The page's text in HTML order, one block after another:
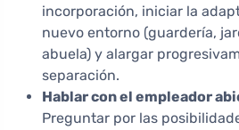
incorporación, iniciar la
nuevo entorno (guardería,
abuela) y alargar
separación.
Hablar con el empleador
Preguntar por las